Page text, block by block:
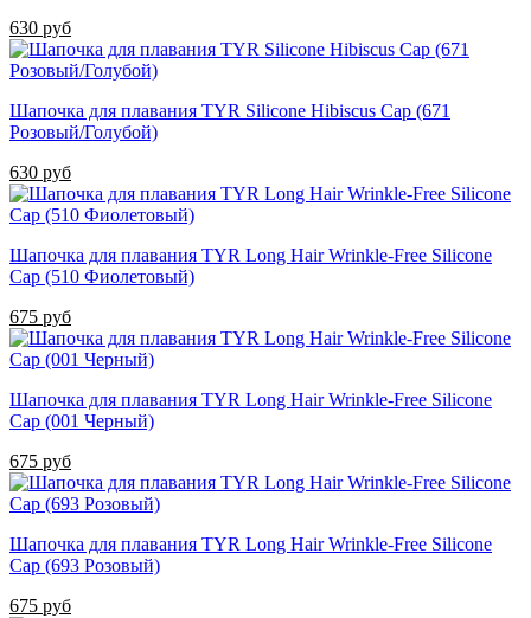
630 руб
Шапочка для плавания TYR Silicone Hibiscus Cap (671
Розовый/Голубой)
630 руб
Шапочка для плавания TYR Long Hair Wrinkle-Free Silicone
Cap (510 Фиолетовый)
675 руб
Шапочка для плавания TYR Long Hair Wrinkle-Free Silicone
Cap (001 Черный)
675 руб
Шапочка для плавания TYR Long Hair Wrinkle-Free Silicone
Cap (693 Розовый)
675 руб